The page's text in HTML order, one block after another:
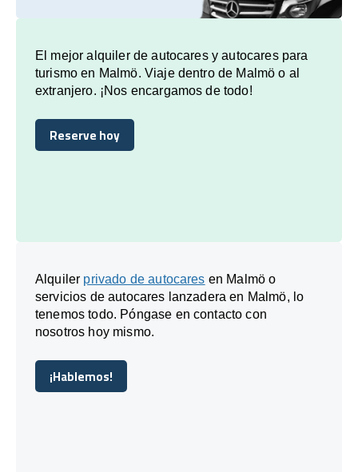
El mejor alquiler de autocares y autocares para
turismo en Malmö. Viaje dentro de Malmö o al
extranjero. ¡Nos encargamos de todo!
Reserve hoy
Reserve hoy
Alquiler privado de autocares en Malmö o
servicios de autocares lanzadera en Malmö, lo
tenemos todo. Póngase en contacto con
nosotros hoy mismo.
¡Hablemos!
¡Hablemos!